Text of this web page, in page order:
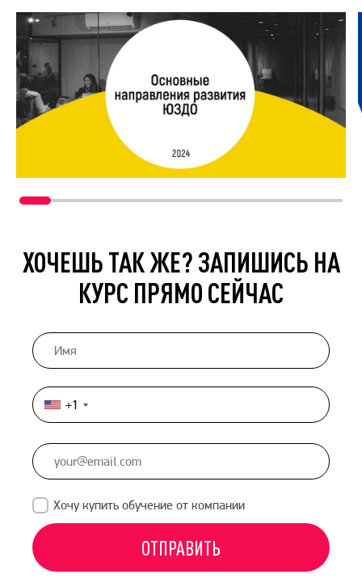
ХОЧЕШЬ ТАК ЖЕ? ЗАПИШИСЬ НА
КУРС ПРЯМО СЕЙЧАС
United
States
+1
+1
Хочу купить обучение от компании
ОТПРАВИТЬ